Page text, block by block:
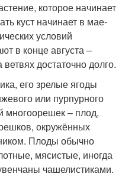
которое начинает
куст начинает в мае-
условий
в конце августа –
достаточно долго.
его зрелые ягоды
или пурпурного
многоорешек – плод,
окружённых
Плоды обычно
мясистые, иногда
чашелистиками.